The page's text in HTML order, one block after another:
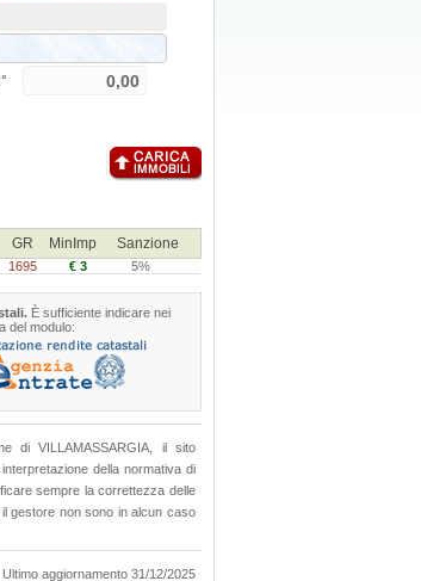
GR MinImp Sanzione
1695 € 3 5%
È sufficiente indicare nei
del modulo:
di VILLAMASSARGIA, il sito
della normativa di
sempre la correttezza delle
gestore non sono in alcun caso
Ultimo aggiornamento 31/12/2025